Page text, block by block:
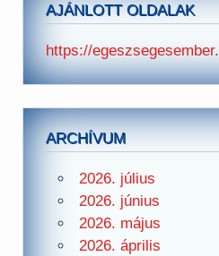
AJÁNLOTT OLDALAK
https://
ARCHÍVUM
2026. július
2026. június
2026. május
2026. április